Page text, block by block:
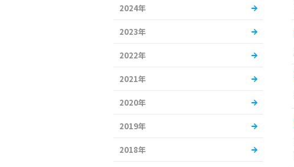
2024年
2023年
2022年
2021年
2020年
2019年
2018年